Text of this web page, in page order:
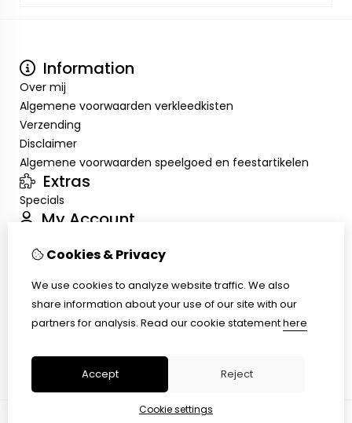
Information
Over mij
Algemene voorwaarden verkleedkisten
Verzending
Disclaimer
Algemene voorwaarden speelgoed en feestartikelen
Extras
Specials
My Account
Order History
Customer Service
Returns
Cookies & Privacy
We use cookies to analyze website traffic. We also
share information about your use of our site with our
partners for analysis. Read our cookie statementhere
Accept Reject
Cookie settings